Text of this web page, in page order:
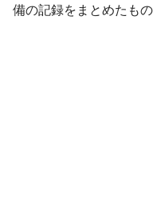
備の記録をまとめたもの